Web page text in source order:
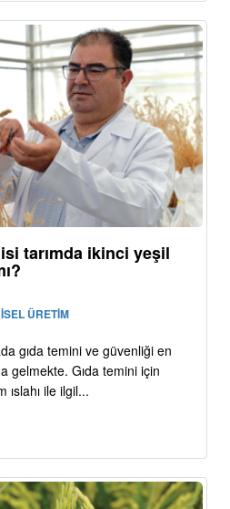
tarımda ikinci yeşil
ÜRETİM
gıda temini ve güvenliği en
gelmekte. Gıda temini için
ile ilgil...